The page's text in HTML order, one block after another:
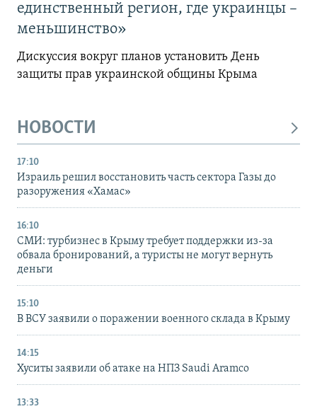
единственный регион, где украинцы –
меньшинство»
Дискуссия вокруг планов установить День
защиты прав украинской общины Крыма
НОВОСТИ
17:10
Израиль решил восстановить часть сектора Газы до
разоружения «Хамас»
16:10
СМИ: турбизнес в Крыму требует поддержки из-за
обвала бронирований, а туристы не могут вернуть
деньги
15:10
В ВСУ заявили о поражении военного склада в Крыму
14:15
Хуситы заявили об атаке на НПЗ Saudi Aramco
13:33